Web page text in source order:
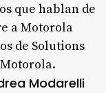
que hablan de
a Motorola
de Solutions
Modarelli